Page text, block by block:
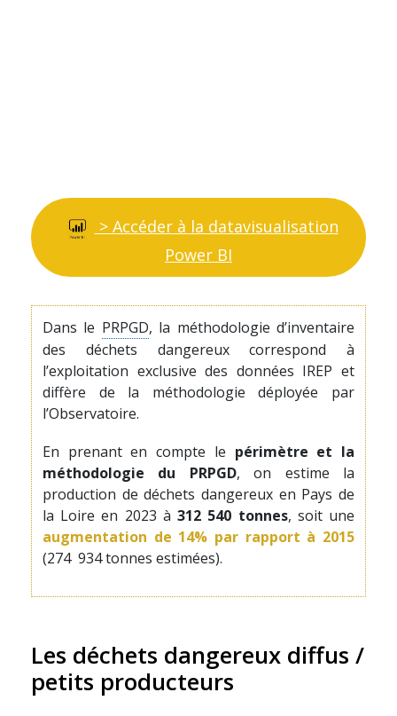
> Accéder à la datavisualisation
Power BI
Dans le PRPGD, la méthodologie d’inventaire
des déchets dangereux correspond à
l’exploitation exclusive des données IREP et
diffère de la méthodologie déployée par
l’Observatoire.
En prenant en compte le périmètre et la
méthodologie du PRPGD, on estime la
production de déchets dangereux en Pays de
la Loire en 2023 à312 540 tonnes, soit une
augmentation de 14% par rapport à 2015
(274 934 tonnes estimées).
Les déchets dangereux diffus /
petits producteurs